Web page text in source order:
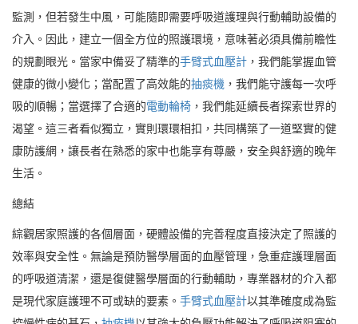
監測，但若發生中風，可能隨即需要呼吸道護理與行動輔助設備的
介入。因此，建立一個全方位的照護環境，意味著必須具備前瞻性
的規劃眼光。當家中備妥了精準的手臂式血壓計 ，我們能掌握血管
健康的微小變化；當配置了高效能的抽痰機 ，我們能守護每一次呼
吸的順暢；當選擇了合適的電動輪椅 ，我們能延續長者探索世界的
渴望。這三者看似獨立，實則環環相扣，共同構築了一道堅實的健
康防護網，讓長者在熟悉的家中也能享有尊嚴，安全與舒適的晚年
生活。
總結
綜觀居家照護的各個層面，硬體設備的完善程度直接決定了照護的
效率與安全性。無論是預防醫學層面的血壓管理，急重症護理層面
的呼吸道清潔，還是復健醫學層面的行動輔助，專業器材的介入都
是現代家庭護理不可或缺的要素。 手臂式血壓計以其準確度成為監